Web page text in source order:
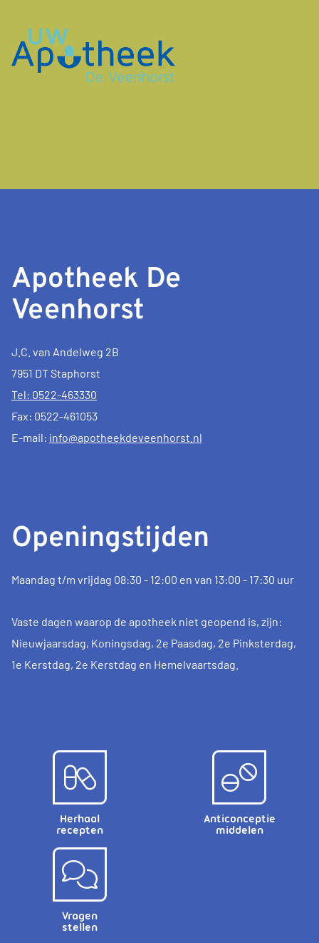
Apotheek De
Veenhorst
J.C. van Andelweg 2B
7951 DT Staphorst
Tel: 0522-463330
Fax: 0522-461053
E-mail: info@apotheekdeveenhorst.nl
Openingstijden
Maandag t/m vrijdag 08:30 - 12:00 en van 13:00 - 17:30 uur
Vaste dagen waarop de apotheek niet geopend is, zijn:
Nieuwjaarsdag, Koningsdag, 2e Paasdag, 2e Pinksterdag,
1e Kerstdag, 2e Kerstdag en Hemelvaartsdag.
Herhaal
recepten
Anticonceptie
middelen
Vragen
stellen